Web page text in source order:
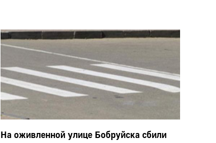
На оживленной улице Бобруйска сбили